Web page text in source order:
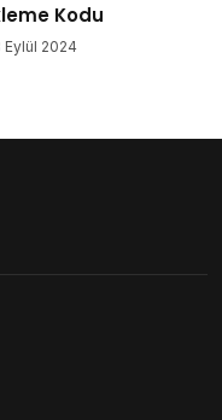
Kodu
Eylül 2024